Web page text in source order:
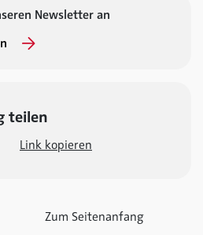
Newsletter an
teilen
Link kopieren
Zum Seitenanfang